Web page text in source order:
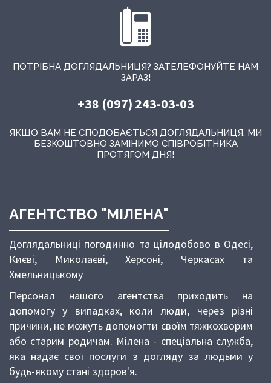
АГЕНТСТВО "МІЛЕНА"
Доглядальниці погодинно та цілодобово в Одесі,
Києві, Миколаєві, Херсоні, Черкасах та
Хмельницькому
Персонал нашого агентства приходить на
допомогу у випадках, коли люди, через різні
причини, не можуть допомогти своїм тяжкохворим
або старим родичам. Мілена - спеціальна служба,
яка надає свої послуги з догляду за людьми у
будь-якому стані здоров'я.
ПОТРІБНА ДОГЛЯДАЛЬНИЦЯ? ЗАТЕЛЕФОНУЙТЕ НАМ
ЗАРАЗ!
+38 (097) 243-03-03
ЯКЩО ВАМ НЕ СПОДОБАЄТЬСЯ ДОГЛЯДАЛЬНИЦЯ, МИ
БЕЗКОШТОВНО ЗАМІНИМО СПІВРОБІТНИКА
ПРОТЯГОМ ДНЯ!